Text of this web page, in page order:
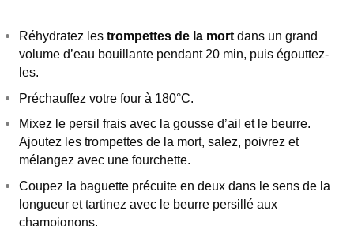
Réhydratez les trompettes de la mort dans un grand
volume d’eau bouillante pendant 20 min, puis égouttez-
les.
Préchauffez votre four à 180°C.
Mixez le persil frais avec la gousse d’ail et le beurre.
Ajoutez les trompettes de la mort, salez, poivrez et
mélangez avec une fourchette.
Coupez la baguette précuite en deux dans le sens de la
longueur et tartinez avec le beurre persillé aux
champignons.